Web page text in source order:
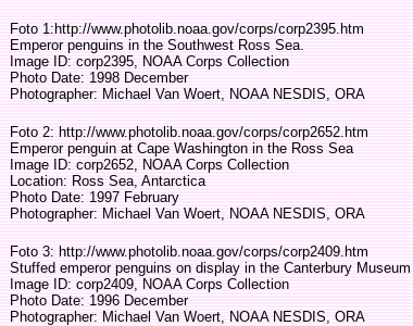
Foto 1:http://www.photolib.noaa.gov/corps/corp2395.htm
Emperor penguins in the Southwest Ross Sea.
Image ID: corp2395, NOAA Corps Collection
Photo Date: 1998 December
Photographer: Michael Van Woert, NOAA NESDIS, ORA
Foto 2: http://www.photolib.noaa.gov/corps/corp2652.htm
Emperor penguin at Cape Washington in the Ross Sea
Image ID: corp2652, NOAA Corps Collection
Location: Ross Sea, Antarctica
Photo Date: 1997 February
Photographer: Michael Van Woert, NOAA NESDIS, ORA
Foto 3: http://www.photolib.noaa.gov/corps/corp2409.htm
Stuffed emperor penguins on display in the Canterbury
Image ID: corp2409, NOAA Corps Collection
Photo Date: 1996 December
Photographer: Michael Van Woert, NOAA NESDIS, ORA